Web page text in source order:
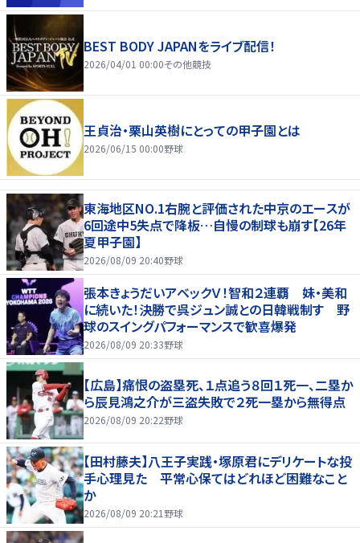
BEST BODY JAPANをライブ配信！
2026/04/01 00:00その他競技
王貞治・栗山英樹にとっての甲子園とは
2026/06/15 00:00野球
東海地区NO.1右腕と評価された中京のエースが
6回途中5失点で降板…自慢の制球も崩す【26年
夏甲子園】
2026/08/09 20:40野球
張本きょうだいアベックＶ！智和２連覇 妹・美和
に続いた！決勝で呉ジュン誠との日韓戦制す 野
球のスイングパフォーマンスで歓喜爆発
2026/08/09 20:33野球
【広島】痛恨の盗塁死、１点追う８回１死一、二塁か
ら辰見鴻之介が三盗失敗で２死一塁から無得点
2026/08/09 20:22野球
【田村藤夫】八王子実践・塚原君にデリケートな投
手心理見た 平常心保てはどれほど困難なこと
か
2026/08/09 20:21 野球